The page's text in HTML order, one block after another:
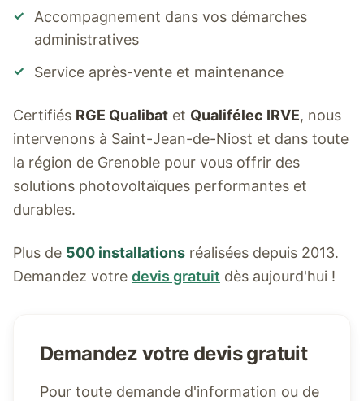
✓
Accompagnement dans vos démarches
administratives
✓ Service après-vente et maintenance
Certifiés RGE Qualibat et Qualifélec IRVE, nous
intervenons à Saint-Jean-de-Niost et dans toute
la région de Grenoble pour vous offrir des
solutions photovoltaïques performantes et
durables.
Plus de 500 installations réalisées depuis 2013.
Demandez votre devis gratuit dès aujourd'hui !
Demandez votre devis gratuit
Pour toute demande d'information ou de